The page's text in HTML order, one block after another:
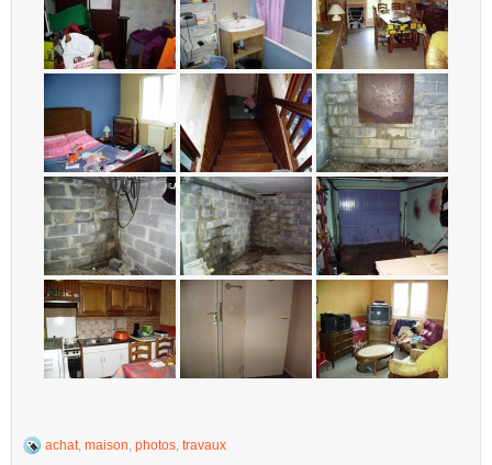
achat, maison, photos, travaux